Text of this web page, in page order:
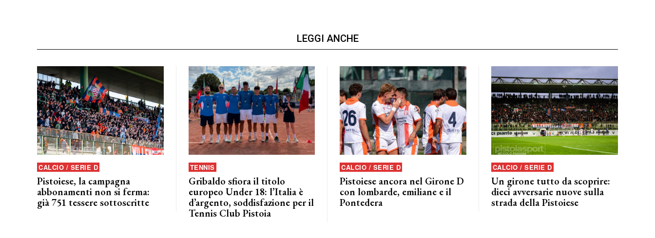
LEGGI ANCHE
CALCIO / SERIE D
Pistoiese, la campagna
abbonamenti non si ferma:
già 751 tessere sottoscritte
TENNIS
Gribaldo sfiora il titolo
europeo Under 18: l’Italia è
d’argento, soddisfazione per il
Tennis Club Pistoia
CALCIO / SERIE D
Pistoiese ancora nel Girone D
con lombarde, emiliane e il
Pontedera
CALCIO / SERIE D
Un girone tutto da scoprire:
dieci avversarie nuove sulla
strada della Pistoiese